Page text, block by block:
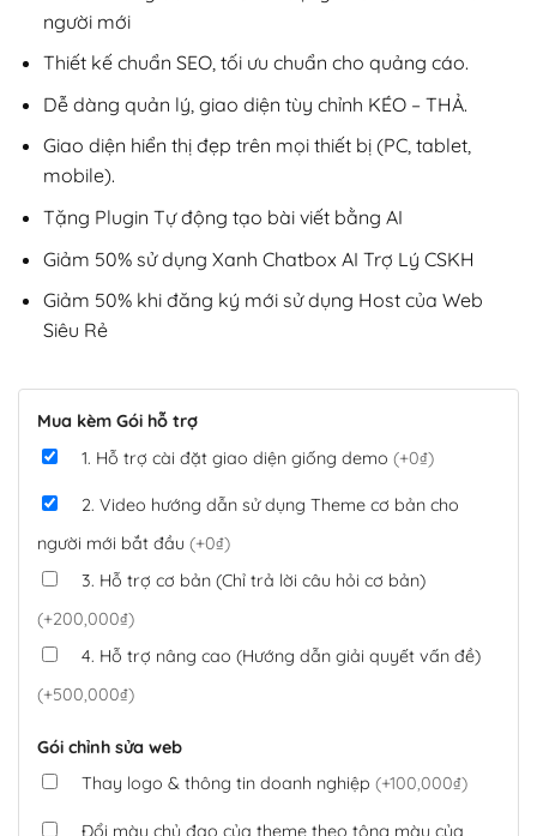
người mới
Thiết kế chuẩn SEO, tối ưu chuẩn cho quảng cáo.
Dễ dàng quản lý, giao diện tùy chỉnh KÉO – THẢ.
Giao diện hiển thị đẹp trên mọi thiết bị (PC, tablet,
mobile).
Tặng Plugin Tự động tạo bài viết bằng AI
Giảm 50% sử dụng Xanh Chatbox AI Trợ Lý CSKH
Giảm 50% khi đăng ký mới sử dụng Host của Web
Siêu Rẻ
Mua kèm Gói hỗ trợ
1. Hỗ trợ cài đặt giao diện giống demo (+0₫)
2. Video hướng dẫn sử dụng Theme cơ bản cho
người mới bắt đầu (+0₫)
3. Hỗ trợ cơ bản (Chỉ trả lời câu hỏi cơ bản)
(+200,000₫)
4. Hỗ trợ nâng cao (Hướng dẫn giải quyết vấn đề)
(+500,000₫)
Gói chỉnh sửa web
Thay logo & thông tin doanh nghiệp (+100,000₫)
Đổi màu chủ đạo của theme theo tông màu của